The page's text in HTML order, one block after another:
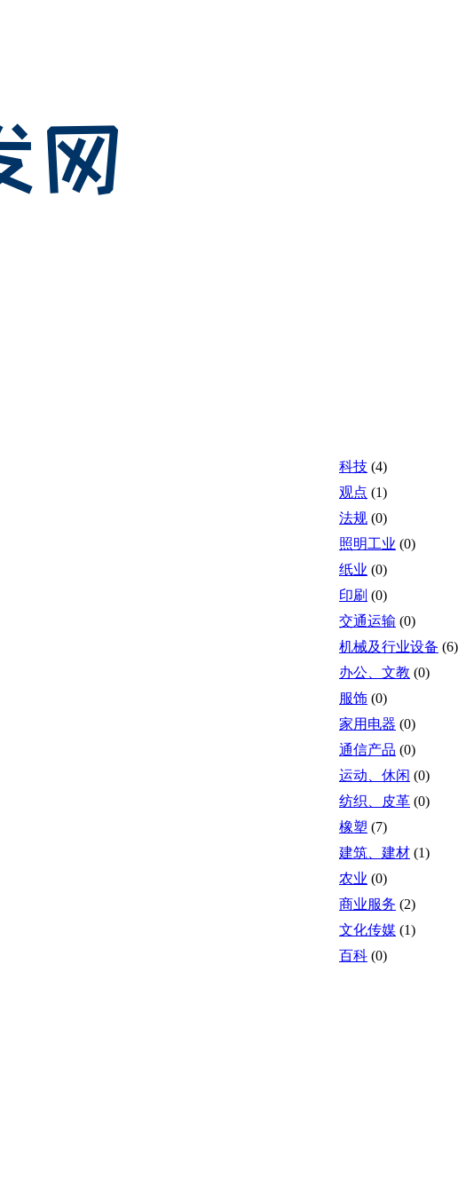
科技 (4)
观点 (1)
法规 (0)
照明工业 (0)
纸业 (0)
印刷 (0)
交通运输 (0)
机械及行业设备 (6)
办公、文教 (0)
服饰 (0)
家用电器 (0)
通信产品 (0)
运动、休闲 (0)
纺织、皮革 (0)
橡塑 (7)
建筑、建材 (1)
农业 (0)
商业服务 (2)
文化传媒 (1)
百科 (0)